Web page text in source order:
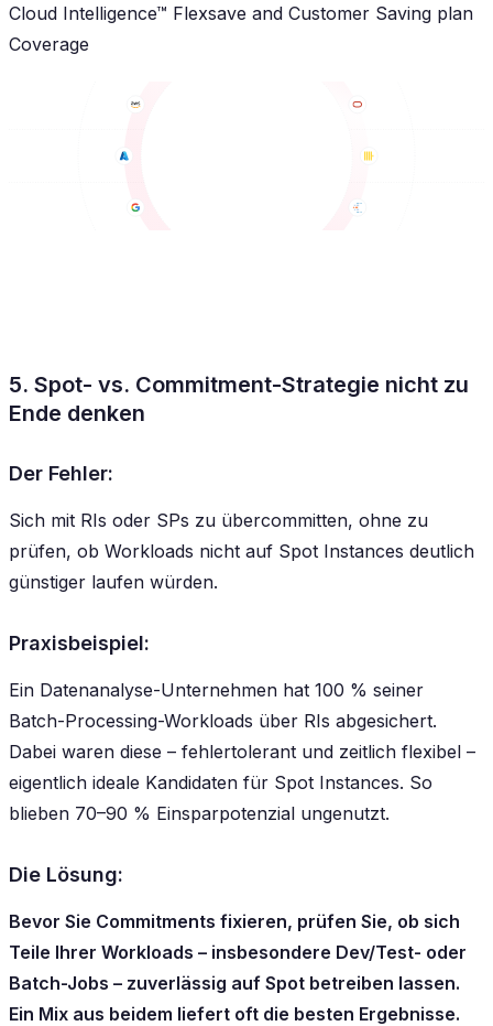
Cloud Intelligence™ Flexsave and Customer Saving plan
Coverage
5. Spot- vs. Commitment-Strategie nicht zu
Ende denken
Der Fehler:
Sich mit RIs oder SPs zu übercommitten, ohne zu
prüfen, ob Workloads nicht auf Spot Instances deutlich
günstiger laufen würden.
Praxisbeispiel:
Ein Datenanalyse-Unternehmen hat 100 % seiner
Batch-Processing-Workloads über RIs abgesichert.
Dabei waren diese – fehlertolerant und zeitlich flexibel –
eigentlich ideale Kandidaten für Spot Instances. So
blieben 70–90 % Einsparpotenzial ungenutzt.
Die Lösung:
Bevor Sie Commitments fixieren, prüfen Sie, ob sich
Teile Ihrer Workloads – insbesondere Dev/Test- oder
Batch-Jobs – zuverlässig auf Spot betreiben lassen.
Ein Mix aus beidem liefert oft die besten Ergebnisse.